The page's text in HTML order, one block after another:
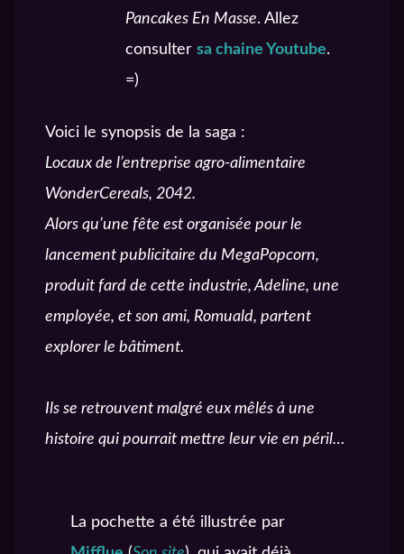
Pancakes En Masse. Allez
consulter sa chaine Youtube.
=)
Voici le synopsis de la saga :
Locaux de l’entreprise agro-alimentaire
WonderCereals, 2042.
Alors qu’une fête est organisée pour le
lancement publicitaire du MegaPopcorn,
produit fard de cette industrie, Adeline, une
employée, et son ami, Romuald, partent
explorer le bâtiment.
Ils se retrouvent malgré eux mêlés à une
histoire qui pourrait mettre leur vie en péril…
La pochette a été illustrée par